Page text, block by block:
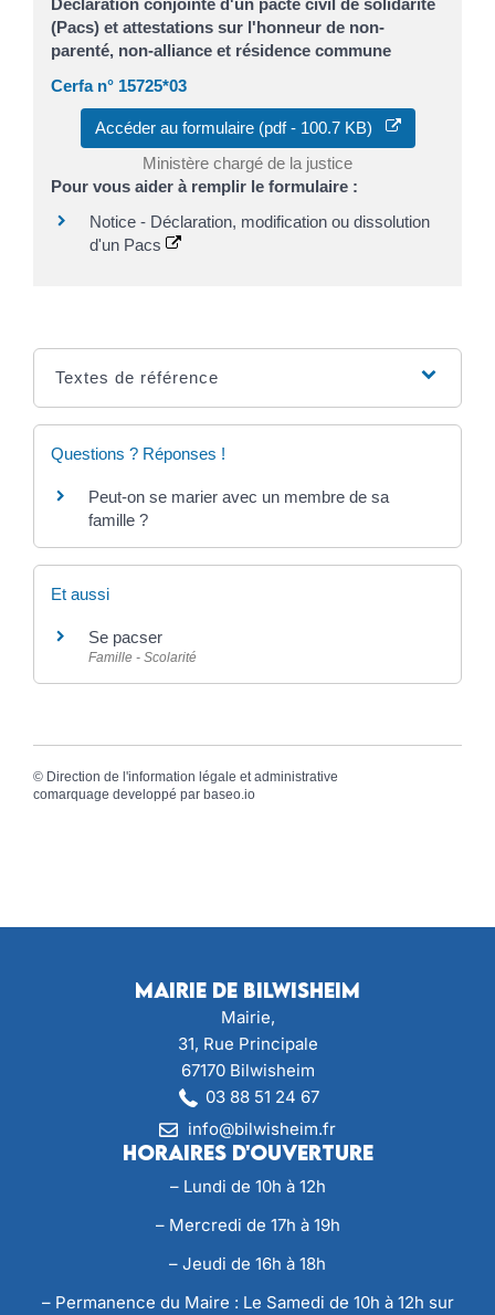
Déclaration conjointe d'un pacte civil de solidarité
(Pacs) et attestations sur l'honneur de non-
parenté, non-alliance et résidence commune
Cerfa n° 15725*03
Accéder au formulaire (pdf - 100.7 KB)
Ministère chargé de la justice
Pour vous aider à remplir le formulaire :
Notice - Déclaration, modification ou dissolution
d'un Pacs
Textes de référence
Questions ? Réponses !
Peut-on se marier avec un membre de sa
famille ?
Et aussi
Se pacser
Famille - Scolarité
© Direction de l'information légale et administrative
comarquage developpé par baseo.io
Mairie de Bilwisheim
Mairie,
31, Rue Principale
67170 Bilwisheim
03 88 51 24 67
info@bilwisheim.fr
Horaires d'ouverture
– Lundi de 10h à 12h
– Mercredi de 17h à 19h
– Jeudi de 16h à 18h
– Permanence du Maire : Le Samedi de 10h à 12h sur